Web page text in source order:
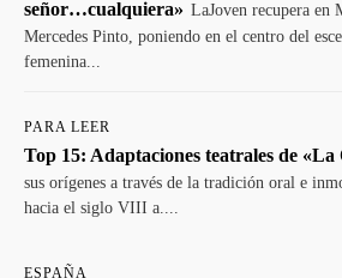
señor…cualquiera» LaJoven recupera en
Mercedes Pinto, poniendo en el centro del
femenina...
PARA LEER
Top 15: Adaptaciones teatrales de «La
sus orígenes a través de la tradición oral e
hacia el siglo VIII a....
ESPAÑA